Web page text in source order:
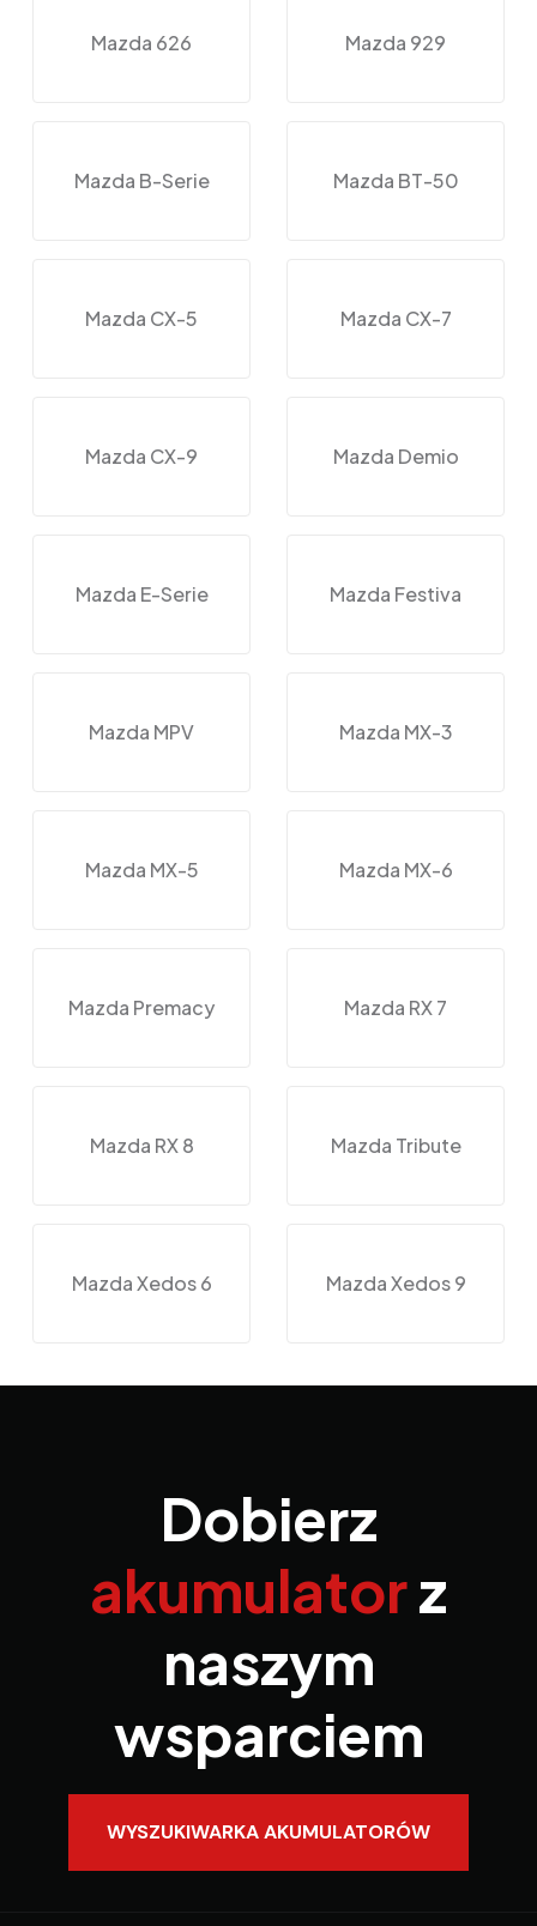
Mazda 626 Mazda 929
Mazda B-Serie Mazda BT-50
Mazda CX-5 Mazda CX-7
Mazda CX-9 Mazda Demio
Mazda E-Serie Mazda Festiva
Mazda MPV Mazda MX-3
Mazda MX-5 Mazda MX-6
Mazda Premacy Mazda RX 7
Mazda RX 8 Mazda Tribute
Mazda Xedos 6 Mazda Xedos 9
Dobierz
akumulatorz
naszym
wsparciem
WYSZUKIWARKA AKUMULATORÓW